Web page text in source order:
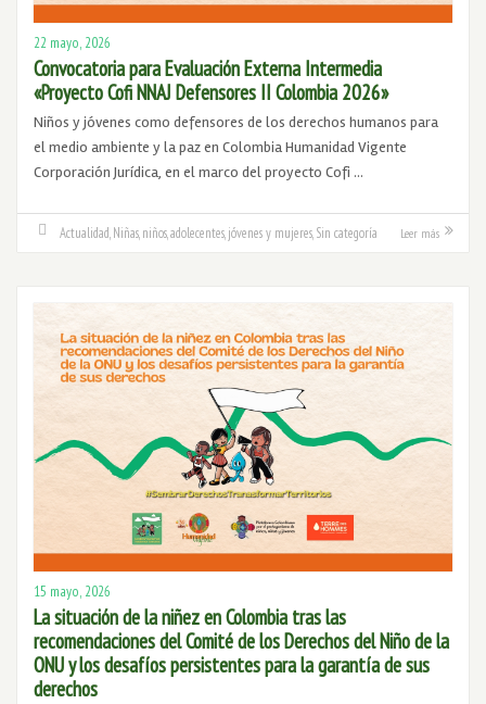
22 mayo, 2026
Convocatoria para Evaluación Externa Intermedia
«Proyecto Cofi NNAJ Defensores II Colombia 2026»
Niños y jóvenes como defensores de los derechos humanos para
el medio ambiente y la paz en Colombia Humanidad Vigente
Corporación Jurídica, en el marco del proyecto Cofi …
Actualidad Niñas, niños, adolecentes, jóvenes y mujeres, Sin categoría Leer más
15 mayo, 2026
La situación de la niñez en Colombia tras las
recomendaciones del Comité de los Derechos del Niño de la
ONU y los desafíos persistentes para la garantía de sus
derechos